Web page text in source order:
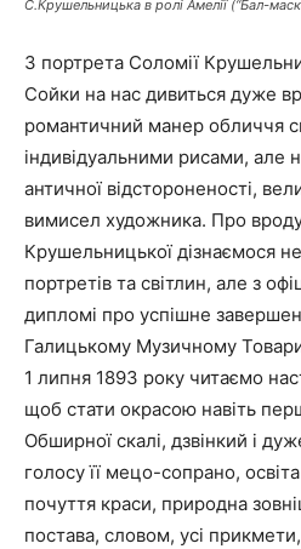
С.Крушельницька в ролі Амелії (“Бал-
З портрета Соломії
Сойки на нас дивиться дуже
романтичний манер обличчя
індивідуальними рисами, але
античної відстороненості,
вимисел художника. Про
Крушельницької дізнаємося
портретів та світлин, але з
дипломі про успішне
Галицькому Музичному
1 липня 1893 року читаємо
щоб стати окрасою навіть
Обширної скалі, дзвінкий і
голосу її мецо-сопрано,
почуття краси, природна
постава, словом, усі